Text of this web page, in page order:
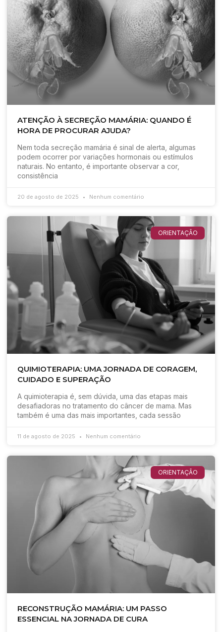
ATENÇÃO À SECREÇÃO MAMÁRIA: QUANDO É
HORA DE PROCURAR AJUDA?
Nem toda secreção mamária é sinal de alerta, algumas
podem ocorrer por variações hormonais ou estímulos
naturais. No entanto, é importante observar a cor,
consistência
20 de agosto de 2025 Nenhum comentário
ORIENTAÇÃO
QUIMIOTERAPIA: UMA JORNADA DE CORAGEM,
CUIDADO E SUPERAÇÃO
A quimioterapia é, sem dúvida, uma das etapas mais
desafiadoras no tratamento do câncer de mama. Mas
também é uma das mais importantes, cada sessão
11 de agosto de 2025 Nenhum comentário
ORIENTAÇÃO
RECONSTRUÇÃO MAMÁRIA: UM PASSO
ESSENCIAL NA JORNADA DE CURA